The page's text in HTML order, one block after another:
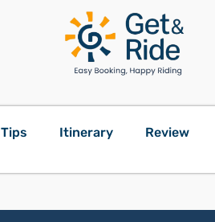
Tips Itinerary Review